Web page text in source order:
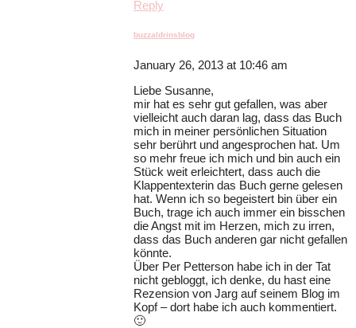
Reply
buzzaldrinsblog
January 26, 2013 at 10:46 am
Liebe Susanne,
mir hat es sehr gut gefallen, was aber
vielleicht auch daran lag, dass das Buch
mich in meiner persönlichen Situation
sehr berührt und angesprochen hat. Um
so mehr freue ich mich und bin auch ein
Stück weit erleichtert, dass auch die
Klappentexterin das Buch gerne gelesen
hat. Wenn ich so begeistert bin über ein
Buch, trage ich auch immer ein bisschen
die Angst mit im Herzen, mich zu irren,
dass das Buch anderen gar nicht gefallen
könnte.
Über Per Petterson habe ich in der Tat
nicht gebloggt, ich denke, du hast eine
Rezension von Jarg auf seinem Blog im
Kopf – dort habe ich auch kommentiert.
🙂